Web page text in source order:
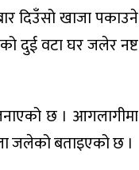
दिउँसो खाजा पकाउने
दुई वटा घर जलेर नष्ट
छ । आगलागीमा
जलेको बताइएको छ ।